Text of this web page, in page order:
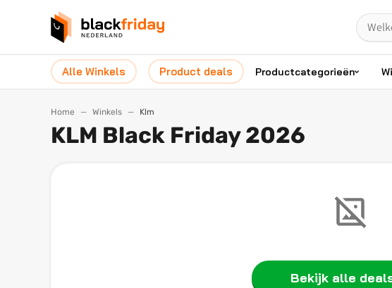
Alle Winkels Product deals Productcategorieën
Home Winkels Klm
KLM Black Friday 2026
Bekijk alle